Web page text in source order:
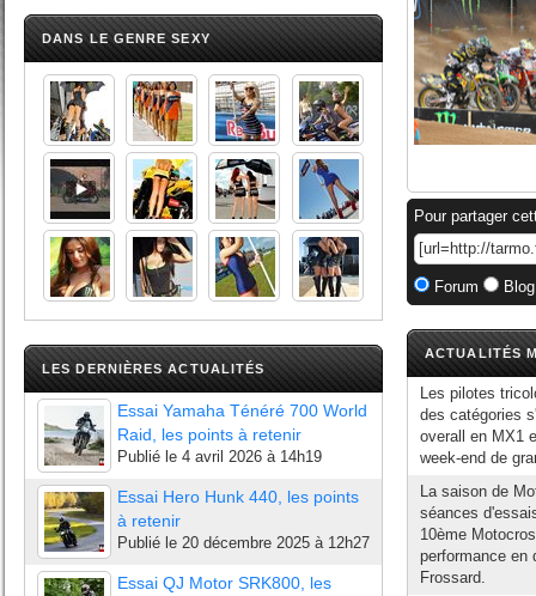
DANS LE GENRE SEXY
LES DERNIÈRES ACTUALITÉS
Essai Yamaha Ténéré 700 World
Raid, les points à retenir
Publié le 4 avril 2026 à 14h19
Essai Hero Hunk 440, les points
à retenir
Publié le 20 décembre 2025 à 12h27
Essai QJ Motor SRK800, les
Pour partager
Forum
ACTUALITÉS
Les pilotes
des catégories
overall en MX1
week-end de
La saison de
séances
10ème
performance en
Frossard.